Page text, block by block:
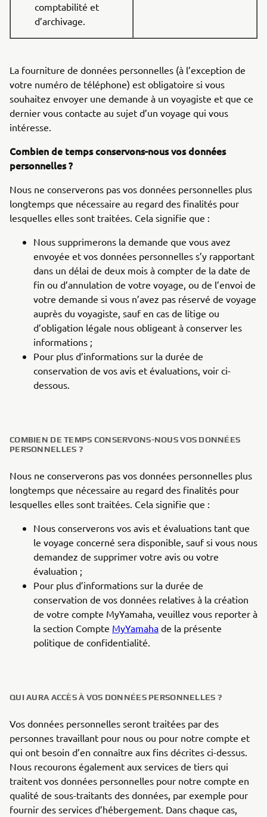
comptabilité et
d’archivage.
La fourniture de données personnelles (à l’exception de
votre numéro de téléphone) est obligatoire si vous
souhaitez envoyer une demande à un voyagiste et que ce
dernier vous contacte au sujet d’un voyage qui vous
intéresse.
Combien de temps conservons-nous vos données
personnelles ?
Nous ne conserverons pas vos données personnelles plus
longtemps que nécessaire au regard des finalités pour
lesquelles elles sont traitées. Cela signifie que :
Nous supprimerons la demande que vous avez
envoyée et vos données personnelles s’y rapportant
dans un délai de deux mois à compter de la date de
fin ou d’annulation de votre voyage, ou de l’envoi de
votre demande si vous n’avez pas réservé de voyage
auprès du voyagiste, sauf en cas de litige ou
d’obligation légale nous obligeant à conserver les
informations ;
Pour plus d’informations sur la durée de
conservation de vos avis et évaluations, voir ci-
dessous.
COMBIEN DE TEMPS CONSERVONS-NOUS VOS DONNÉES
PERSONNELLES ?
Nous ne conserverons pas vos données personnelles plus
longtemps que nécessaire au regard des finalités pour
lesquelles elles sont traitées. Cela signifie que :
Nous conserverons vos avis et évaluations tant que
le voyage concerné sera disponible, sauf si vous nous
demandez de supprimer votre avis ou votre
évaluation ;
Pour plus d’informations sur la durée de
conservation de vos données relatives à la création
de votre compte MyYamaha, veuillez vous reporter à
la section Compte MyYamaha de la présente
politique de confidentialité.
QUI AURA ACCÈS À VOS DONNÉES PERSONNELLES ?
Vos données personnelles seront traitées par des
personnes travaillant pour nous ou pour notre compte et
qui ont besoin d’en connaître aux fins décrites ci-dessus.
Nous recourons également aux services de tiers qui
traitent vos données personnelles pour notre compte en
qualité de sous-traitants des données, par exemple pour
fournir des services d’hébergement. Dans chaque cas,